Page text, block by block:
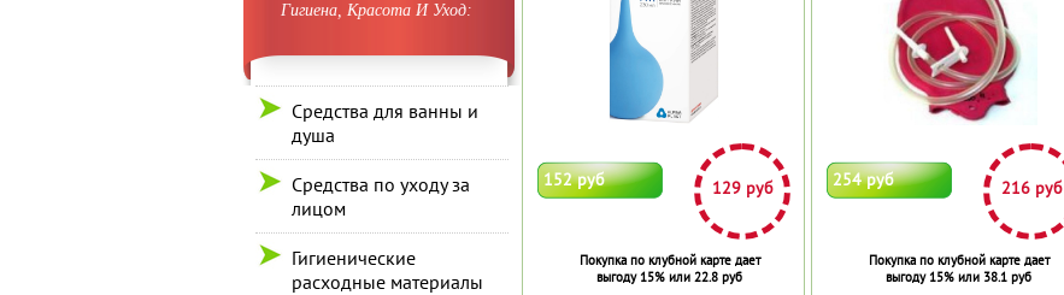
Гигиена, Красота И Уход:
Средства для ванны и
душа
Средства по уходу за
лицом
Гигиенические
расходные материалы
152 руб 129 руб
Покупка по клубной карте дает
выгоду 15% или 22.8 руб
254 руб 216 руб
Покупка по клубной карте дает
выгоду 15% или 38.1 руб